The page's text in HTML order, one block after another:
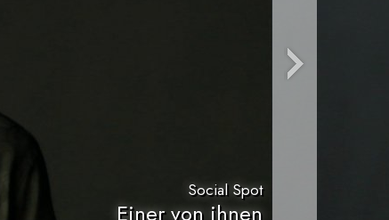
Social Spot
Einer von ihnen